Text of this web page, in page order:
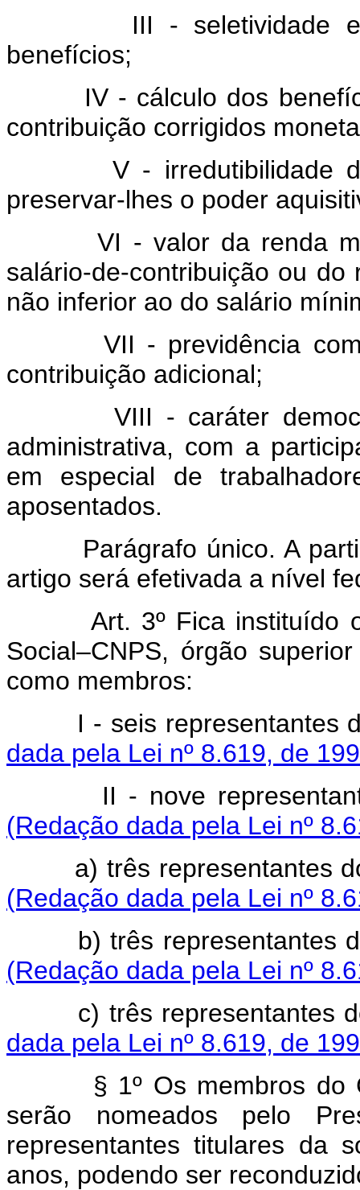
III - seletividade e
benefícios;
IV - cálculo dos
contribuição corrigidos
V - irredutibilidade do
preservar-lhes o poder
VI - valor da renda
salário-de-contribuição ou
não inferior ao do salário
VII - previdência
contribuição adicional;
VIII - caráter
administrativa, com a
em especial de
aposentados.
Parágrafo único. A
artigo será efetivada a nível
Art. 3º Fica instituído o
Social–CNPS, órgão
como membros:
I - seis
dada pela Lei nº 8.619, de
II - nove
(Redação dada pela Lei nº
a) três representantes
(Redação dada pela Lei nº
b) três representantes
(Redação dada pela Lei nº
c) três
dada pela Lei nº 8.619, de
§ 1º Os membros do
serão nomeados pelo
representantes titulares da
anos, podendo ser